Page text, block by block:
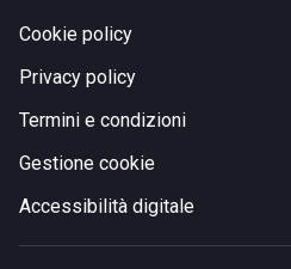
Cookie policy
Privacy policy
Termini e condizioni
Gestione cookie
Accessibilità digitale